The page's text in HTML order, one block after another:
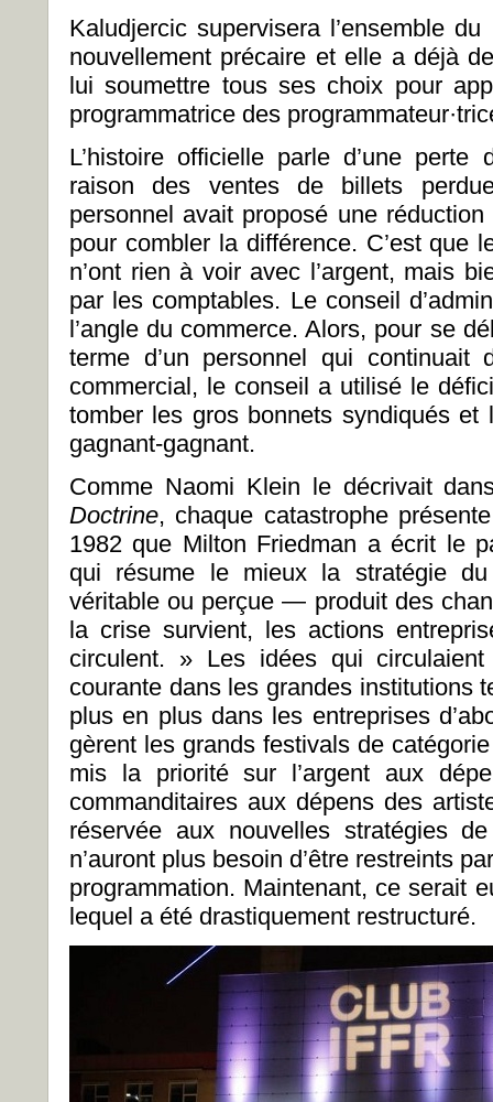
Kaludjercic supervisera l’ensemble
nouvellement précaire et elle a déjà
lui soumettre tous ses choix pour
programmatrice des
L’histoire officielle parle d’une perte
raison des ventes de billets
personnel avait proposé une
pour combler la différence. C’est que
n’ont rien à voir avec l’argent, mais
par les comptables. Le conseil
l’angle du commerce. Alors, pour se
terme d’un personnel qui continuait
commercial, le conseil a utilisé le
tomber les gros bonnets syndiqués et
gagnant-gagnant.
Comme Naomi Klein le décrivait
Doctrine, chaque catastrophe
1982 que Milton Friedman a écrit le
qui résume le mieux la stratégie
véritable ou perçue — produit des
la crise survient, les actions
circulent. » Les idées qui
courante dans les grandes institutions
plus en plus dans les entreprises
gèrent les grands festivals de
mis la priorité sur l’argent aux
commanditaires aux dépens des
réservée aux nouvelles stratégies
n’auront plus besoin d’être restreints
programmation. Maintenant, ce serait
lequel a été drastiquement restructuré.